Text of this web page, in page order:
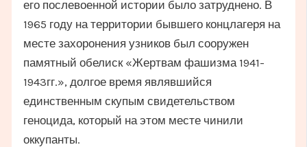
его послевоенной истории было затруднено. В
1965 году на территории бывшего концлагеря на
месте захоронения узников был сооружен
памятный обелиск «Жертвам фашизма 1941-
1943гг.», долгое время являвшийся
единственным скупым свидетельством
геноцида, который на этом месте чинили
оккупанты.